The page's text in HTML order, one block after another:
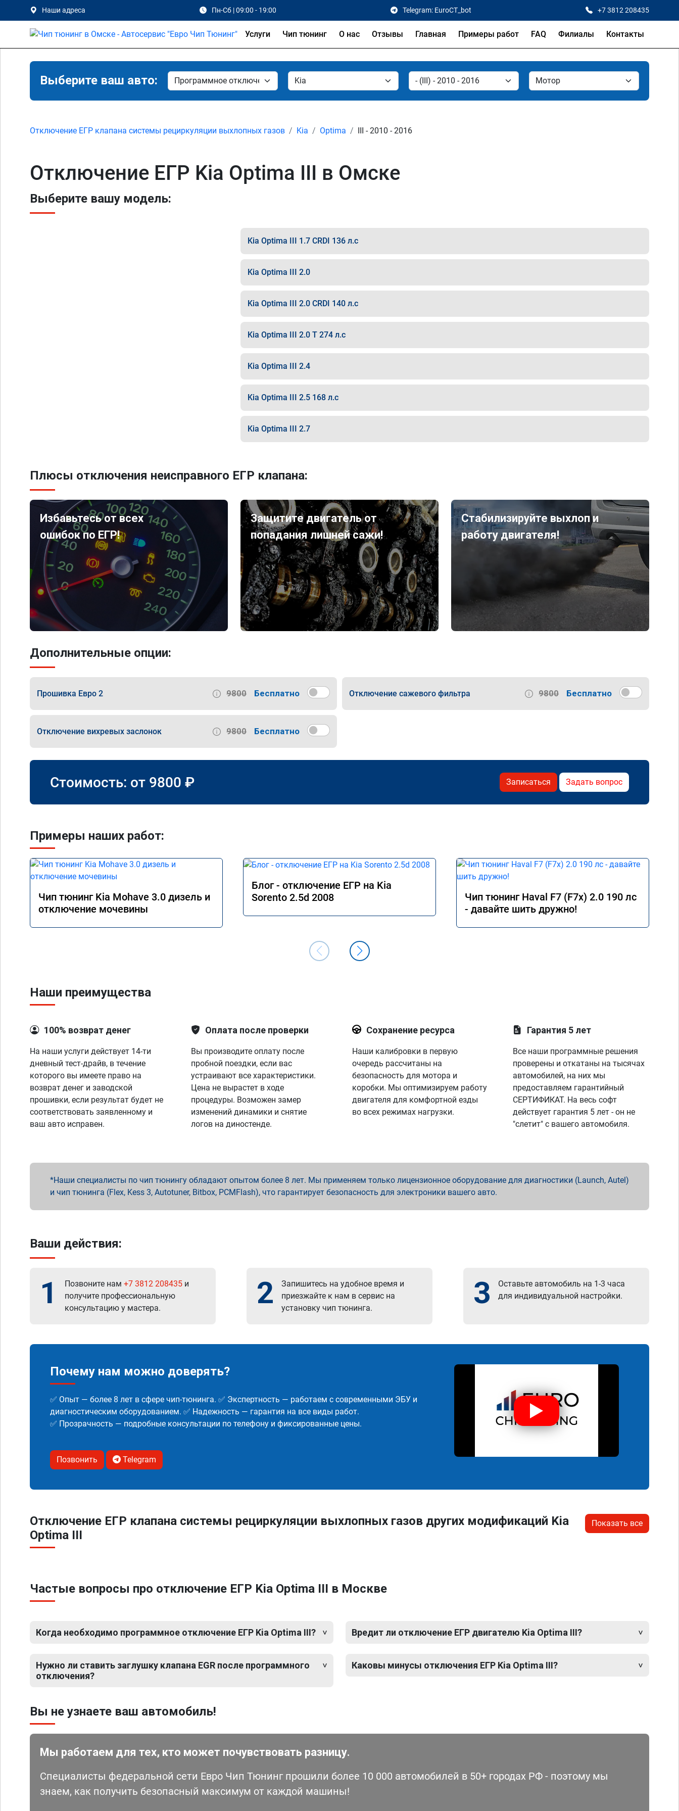
Наши адреса Пн-Сб | 09:00 - 19:00 Telegram: EuroCT_bot +7 3812 208435
Услуги Чип тюнинг О нас Отзывы Главная Примеры работ FAQ Филиалы Контакты
Выберите ваш авто:
Отключение ЕГР клапана системы рециркуляции выхлопных газов Kia Optima III - 2010 - 2016
Отключение ЕГР Kia Optima III в Омске
Выберите вашу модель:
Kia Optima III 1.7 CRDI 136 л.с
Kia Optima III 2.0
Kia Optima III 2.0 CRDI 140 л.с
Kia Optima III 2.0 T 274 л.с
Kia Optima III 2.4
Kia Optima III 2.5 168 л.с
Kia Optima III 2.7
Плюсы отключения неисправного ЕГР клапана:
Избавьтесь от всех
ошибок по ЕГР!
Защитите двигатель от
попадания лишней сажи!
Стабилизируйте выхлоп и
работу двигателя!
Дополнительные опции:
Прошивка Евро 2 9800 Бесплатно Отключение сажевого фильтра 9800 Бесплатно
Отключение вихревых заслонок 9800 Бесплатно
Стоимость: от 9800 ₽ Записаться Задать вопрос
Примеры наших работ:
Чип тюнинг Kia Mohave 3.0 дизель и
отключение мочевины
Блог - отключение ЕГР на Kia
Sorento 2.5d 2008
Чип тюнинг Haval F7 (F7x) 2.0 190 лс
- давайте шить дружно!
Наши преимущества
100% возврат денег
На наши услуги действует 14-ти
дневный тест-драйв, в течение
которого вы имеете право на
возврат денег и заводской
прошивки, если результат будет не
соответствовать заявленному и
ваш авто исправен.
Оплата после проверки
Вы производите оплату после
пробной поездки, если вас
устраивают все характеристики.
Цена не вырастет в ходе
процедуры. Возможен замер
изменений динамики и снятие
логов на диностенде.
Сохранение ресурса
Наши калибровки в первую
очередь рассчитаны на
безопасность для мотора и
коробки. Мы оптимизируем работу
двигателя для комфортной езды
во всех режимах нагрузки.
Гарантия 5 лет
Все наши программные решения
проверены и откатаны на тысячах
автомобилей, на них мы
предоставляем гарантийный
СЕРТИФИКАТ. На весь софт
действует гарантия 5 лет - он не
"слетит" с вашего автомобиля.
Наши специалисты по чип тюнингу обладают опытом более 8 лет. Мы применяем только лицензионное оборудование для диагностики (Launch, Autel)
и чип тюнинга (Flex, Kess 3, Autotuner, Bitbox, PCMFlash), что гарантирует безопасность для электроники вашего авто.
Ваши действия:
1 Позвоните нам +7 3812 208435 и
получите профессиональную
консультацию у мастера.
2
Запишитесь на удобное время и
приезжайте к нам в сервис на
установку чип тюнинга.
3
Оставьте автомобиль на 1-3 часа
для индивидуальной настройки.
Почему нам можно доверять?
✅ Опыт — более 8 лет в сфере чип-тюнинга. ✅ Экспертность — работаем с современными ЭБУ и
диагностическим оборудованием. ✅ Надежность — гарантия на все виды работ.
✅ Прозрачность — подробные консультации по телефону и фиксированные цены.
Позвонить Telegram
Отключение ЕГР клапана системы рециркуляции выхлопных газов других модификаций Kia
Optima III
Показать все
Частые вопросы про отключение ЕГР Kia Optima III в Москве
Когда необходимо программное отключение ЕГР Kia Optima III?
Нужно ли ставить заглушку клапана EGR после программного
отключения?
Вредит ли отключение ЕГР двигателю Kia Optima III?
Каковы минусы отключения ЕГР Kia Optima III?
Вы не узнаете ваш автомобиль!
Мы работаем для тех, кто может почувствовать разницу.
Специалисты федеральной сети Евро Чип Тюнинг прошили более 10 000 автомобилей в 50+ городах РФ - поэтому мы
знаем, как получить безопасный максимум от каждой машины!